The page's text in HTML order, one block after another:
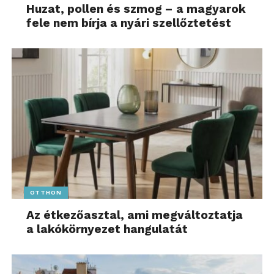
egyetem emellett kiemelt
figyelmet fordít a
mikrotanúsítványos
képzések fejlesztésére is:
egyrészt általános AI-
alapismereteket nyújtó
képzéseket, másrészt
kifejezetten vállalati
vezetőknek szóló,
gyakorlatorientált képzési
programokat kínál”
Huzat, pollen és szmog – a magyarok
fele nem bírja a nyári szellőztetést
OTTHON
Az étkezőasztal, ami megváltoztatja
a lakókörnyezet hangulatát